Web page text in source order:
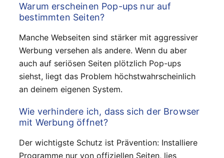
Warum erscheinen Pop-ups nur auf
bestimmten Seiten?
Manche Webseiten sind stärker mit aggressiver
Werbung versehen als andere. Wenn du aber
auch auf seriösen Seiten plötzlich Pop-ups
siehst, liegt das Problem höchstwahrscheinlich
an deinem eigenen System.
Wie verhindere ich, dass sich der Browser
mit Werbung öffnet?
Der wichtigste Schutz ist Prävention: Installiere
Programme nur von offiziellen Seiten, lies